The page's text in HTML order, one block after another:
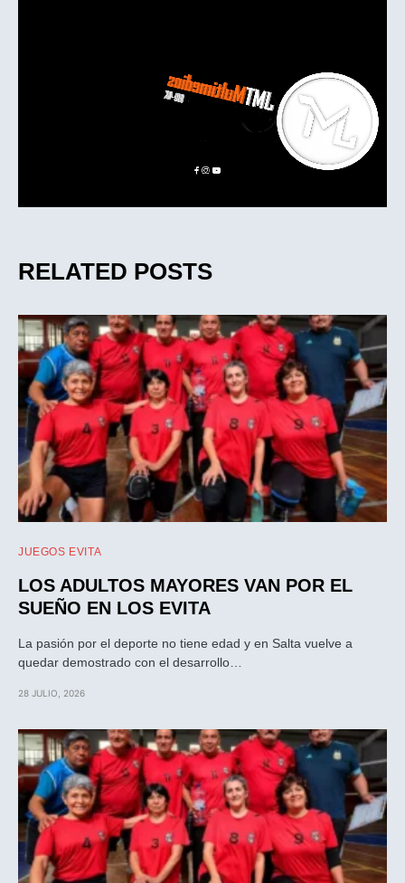
RELATED POSTS
JUEGOS EVITA
LOS ADULTOS MAYORES VAN POR EL
SUEÑO EN LOS EVITA
La pasión por el deporte no tiene edad y en Salta vuelve a
quedar demostrado con el desarrollo…
28 JULIO, 2026